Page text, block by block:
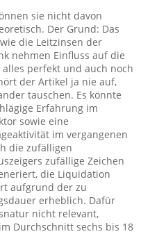
sie nicht davon
Der Grund: Das
die Leitzinsen der
nehmen Einfluss auf die
perfekt und auch noch
der Artikel ja nie auf,
tauschen. Es könnte
Erfahrung im
sowie eine
im vergangenen
die zufälligen
zufällige Zeichen
die Liquidation
aufgrund der zu
erheblich. Dafür
nicht relevant,
Durchschnitt sechs bis 18